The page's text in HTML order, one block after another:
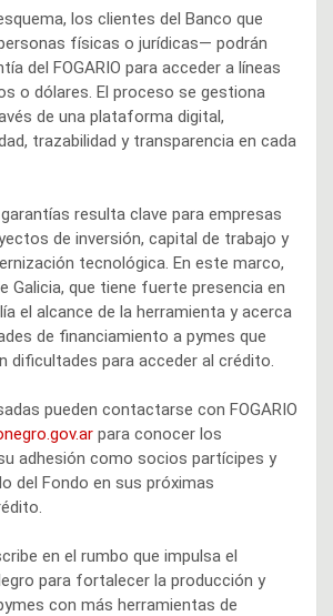
los clientes del Banco que
físicas o jurídicas— podrán
del FOGARIO para acceder a líneas
o dólares. El proceso se gestiona
de una plataforma digital,
trazabilidad y transparencia en cada
resulta clave para empresas
de inversión, capital de trabajo y
tecnológica. En este marco,
Galicia, que tiene fuerte presencia en
el alcance de la herramienta y acerca
de financiamiento a pymes que
dificultades para acceder al crédito.
pueden contactarse con FOGARIO
para conocer los
adhesión como socios partícipes y
del Fondo en sus próximas
en el rumbo que impulsa el
para fortalecer la producción y
con más herramientas de